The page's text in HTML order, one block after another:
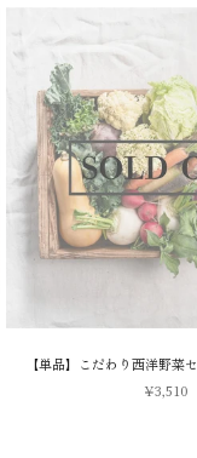
【単品】こだわり西洋野菜
セール
¥3,510